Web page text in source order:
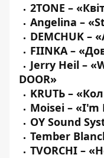
2TONE –
Angelina –
DEMCHUK –
FIINKA–
Jerry Heil –
DOOR»
KRUTЬ –
Moisei – «I'm
OY Sound
Tember
TVORCHI –